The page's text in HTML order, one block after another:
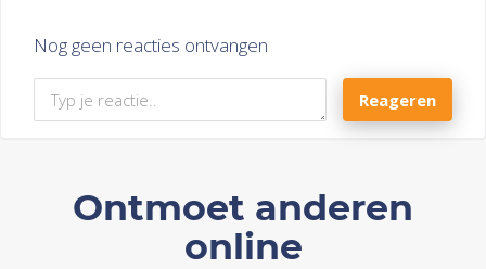
Nog geen reacties ontvangen
Reageren
Ontmoet anderen
online